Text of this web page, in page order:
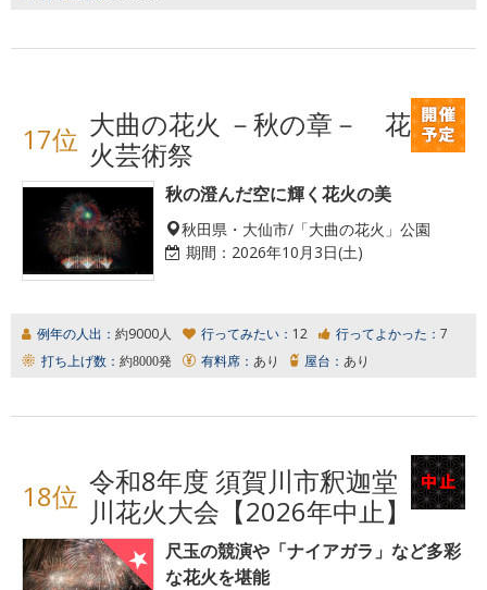
17位 大曲の花火 －秋の章－ 花
火芸術祭
秋の澄んだ空に輝く花火の美
秋田県・大仙市/「大曲の花火」公園
期間： 2026年10月3日(土)
例年の人出： 約9000人 行ってみたい： 12 行ってよかった： 7
打ち上げ数： 約8000発 有料席： あり 屋台： あり
18位 令和8年度 須賀川市釈迦堂
川花火大会【2026年中止】
尺玉の競演や「ナイアガラ」など多彩
な花火を堪能